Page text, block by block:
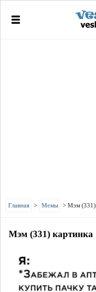
Главная > Мемы > Мэм (331)
Мэм (331) картинка